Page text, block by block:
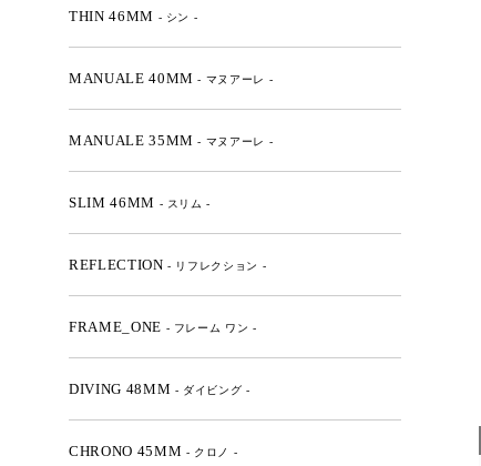
THIN 46MM - シン -
MANUALE 40MM- マヌアーレ -
MANUALE 35MM- マヌアーレ -
SLIM 46MM - スリム -
REFLECTION- リフレクション -
FRAME_ONE - フレーム ワン -
DIVING 48MM - ダイビング -
CHRONO 45MM - クロノ -